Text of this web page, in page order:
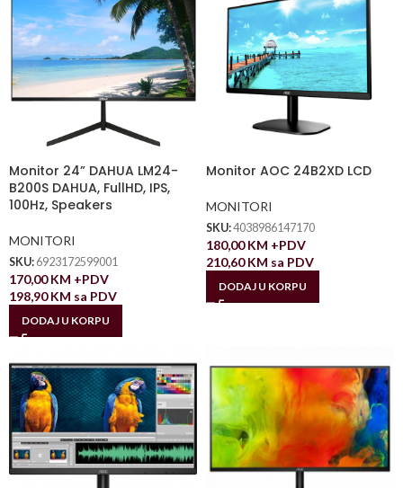
Monitor 24” DAHUA LM24-
B200S DAHUA, FullHD, IPS,
100Hz, Speakers
MONITORI
SKU: 6923172599001
170,00KM +PDV
198,90KM sa PDV
DODAJ U KORPU
Monitor AOC 24B2XD LCD
MONITORI
SKU:4038986147170
180,00KM +PDV
210,60KM sa PDV
DODAJ U KORPU